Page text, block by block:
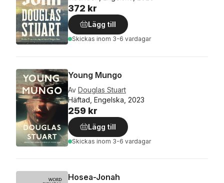
372 kr
Lägg till
Skickas inom 3-6 vardagar
Young Mungo
Av Douglas Stuart
Häftad, Engelska, 2023
259 kr
Lägg till
Skickas inom 3-6 vardagar
Hosea-Jonah